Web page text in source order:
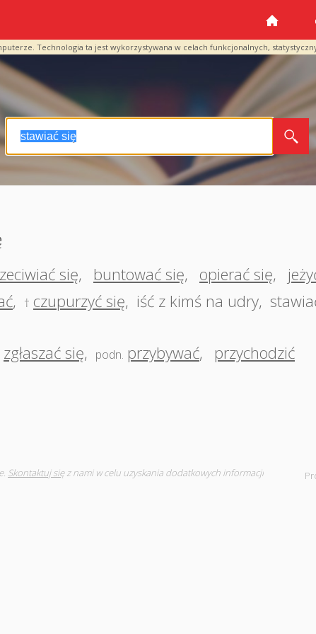
Technologia ta jest wykorzystywana w celach funkcjonalnych,
się, buntować się, opierać się,
, † czupurzyć się, iść z kimś na udry,
zgłaszać się, podn. przybywać, przychodzić
Skontaktuj sięz nami w celu uzyskania dodatkowych informacji